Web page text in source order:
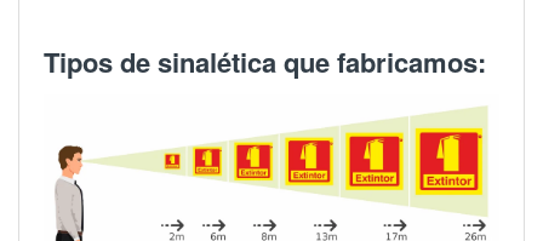
Tipos de sinalética que fabricamos: